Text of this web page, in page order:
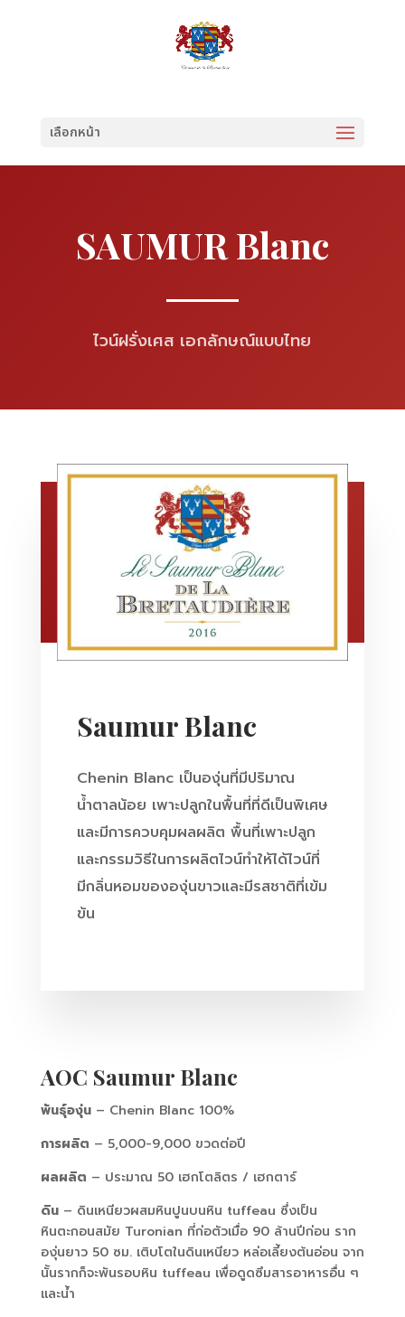
เลือกหน้า
SAUMUR Blanc
ไวน์ฝรั่งเศส เอกลักษณ์แบบไทย
Saumur Blanc
Chenin Blanc เป็นองุ่นที่มีปริมาณ
น้ำตาลน้อย เพาะปลูกในพื้นที่ที่ดีเป็นพิเศษ
และมีการควบคุมผลผลิต พื้นที่เพาะปลูก
และกรรมวิธีในการผลิตไวน์ทำให้ได้ไวน์ที่
มีกลิ่นหอมขององุ่นขาวและมีรสชาติที่เข้ม
ข้น
AOC Saumur Blanc
พันธุ์องุ่น– Chenin Blanc 100%
การผลิต – 5,000-9,000 ขวดต่อปี
ผลผลิต – ประมาณ 50 เฮกโตลิตร / เฮกตาร์
ดิน– ดินเหนียวผสมหินปูนบนหิน tuffeau ซึ่งเป็น
หินตะกอนสมัย Turonian ที่ก่อตัวเมื่อ 90 ล้านปีก่อน ราก
องุ่นยาว 50 ซม. เติบโตในดินเหนียว หล่อเลี้ยงต้นอ่อน จาก
นั้นรากก็จะพันรอบหิน tuffeau เพื่อดูดซึมสารอาหารอื่น ๆ
และน้ำ